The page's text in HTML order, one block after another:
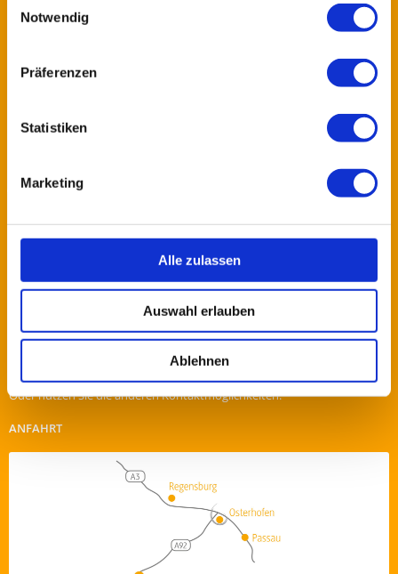
Notwendig
Präferenzen
Statistiken
Marketing
Alle zulassen
Auswahl erlauben
Ablehnen
Fachklinik Osterhofen GmbH
94486 Osterhofen
+49 (0) 9932 / 39-299
info@fachklinik-osterhofen.de
WIE KÖNNEN WIR IHNEN HELFEN?
Schicken Sie uns eine Nachricht über unserKontaktformular!
Oder nutzen Sie die anderen Kontaktmöglichkeiten.
ANFAHRT